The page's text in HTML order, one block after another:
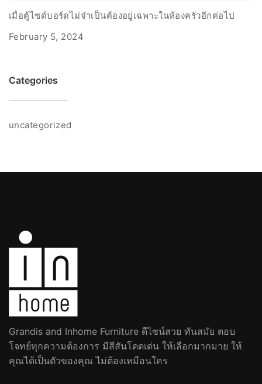
เมื่อตู้ไซด์บอร์ดไม่จำเป็นต้องอยู่เฉพาะในห้องครัวอีกต่อไป
February 5, 2024
Categories
uncategorized
Grandis and Inhome Furniture ดีไซน์สวย ทันสมัย ตอบ
โจทย์ทุกความต้องการ มีสีสันโดดเด่น ให้เลือกมากมาย ให้
คุณได้เป็นตัวของคุณ ไม่ต้องเหมือนใคร